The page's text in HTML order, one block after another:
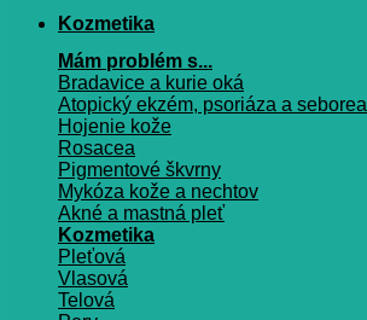
Kozmetika
Mám problém s...
Bradavice a kurie oká
Atopický ekzém, psoriáza a seborea
Hojenie kože
Rosacea
Pigmentové škvrny
Mykóza kože a nechtov
Akné a mastná pleť
Kozmetika
Pleťová
Vlasová
Telová